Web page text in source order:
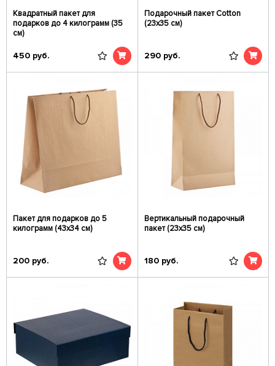
Квадратный пакет для
подарков до 4 килограмм (35
см)
450 руб.
Подарочный пакет Cotton
(23х35 см)
290 руб.
Пакет для подарков до 5
килограмм (43х34 см)
200 руб.
Вертикальный подарочный
пакет (23х35 см)
180 руб.